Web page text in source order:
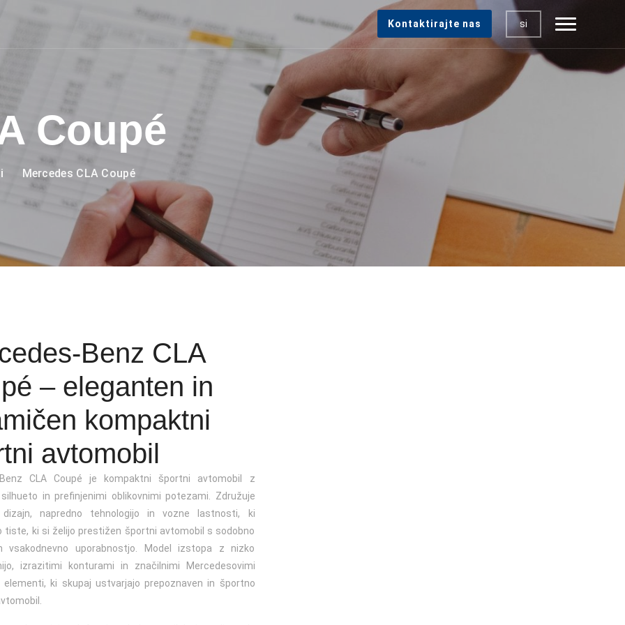
Kontaktirajte nas si
registrska)
Coupé
Mercedes CLA Coupé
Benz CLA
– eleganten in
kompaktni
avtomobil
Benz CLA Coupé je kompaktni športni avtomobil z
in prefinjenimi oblikovnimi potezami. Združuje
dizajn, napredno tehnologijo in vozne lastnosti, ki
tiste, ki si želijo prestižen športni avtomobil s sodobno
vsakodnevno uporabnostjo. Model izstopa z nizko
izrazitimi konturami in značilnimi Mercedesovimi
elementi, ki skupaj ustvarjajo prepoznaven in športno